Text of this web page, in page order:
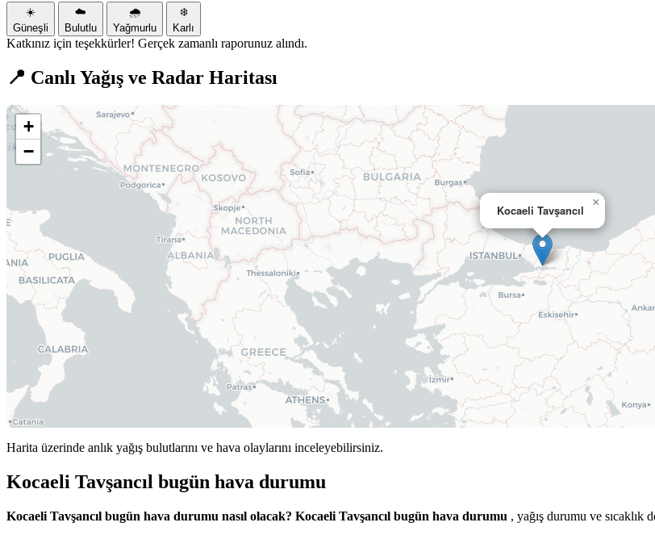
☀️
Güneşli
☁️
Bulutlu
🌧️
Yağmurlu
❄️
Karlı
Katkınız için teşekkürler! Gerçek zamanlı raporunuz alındı.
📍 Canlı Yağış ve Radar Haritası
Kocaeli Tavşancıl
×
+
−
Harita üzerinde anlık yağış bulutlarını ve hava olaylarını inceleyebilirsiniz.
Kocaeli Tavşancıl bugün hava durumu
Kocaeli Tavşancıl bugün hava durumu nasıl olacak? Kocaeli Tavşancıl bugün hava durumu , yağış durumu ve sıcaklık